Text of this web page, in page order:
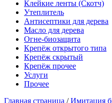
Клейкие ленты (Скотч)
Утеплитель
Антисептики для дерева
Масло для дерева
Огне-биозащита
Крепёж открытого типа
Крепёж скрытый
Крепёж прочее
Услуги
Прочее
Главная страница /Имитация